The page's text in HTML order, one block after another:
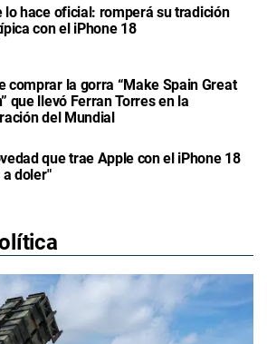
lo hace oficial: romperá su tradición
con el iPhone 18
comprar la gorra “Make Spain Great
que llevó Ferran Torres en la
del Mundial
que trae Apple con el iPhone 18
a doler"